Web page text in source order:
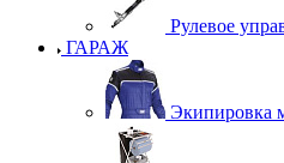
Рулевое
ГАРАЖ
Экипировка